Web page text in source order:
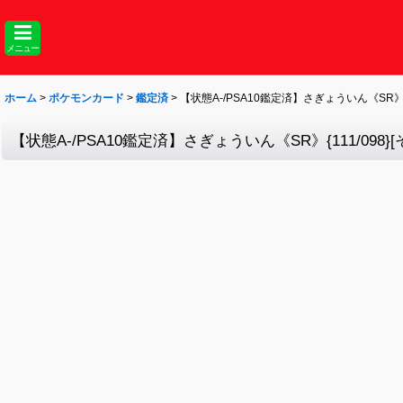
メニュー
ホーム > ポケモンカード > 鑑定済 > 【状態A-/PSA10鑑定済】さぎょういん《SR
【状態A-/PSA10鑑定済】さぎょういん《SR》{111/098}[